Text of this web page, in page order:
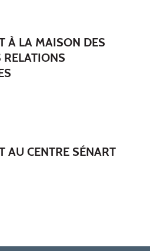
À LA MAISON DES
RELATIONS
AU CENTRE SÉNART